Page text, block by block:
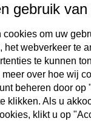
een decoratief
en bureaus.
Tiffany-
worden gebruikt
mantels en
gebruik
cookies om uw
het webverkeer te
te kunnen
meer over hoe wij
beheren door op
klikken. Als u
klikt u op